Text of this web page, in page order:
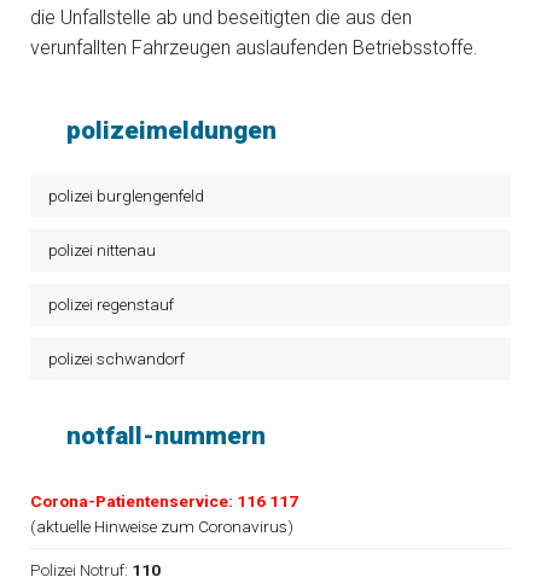
die Unfallstelle ab und beseitigten die aus den
verunfallten Fahrzeugen auslaufenden Betriebsstoffe.
polizeimeldungen
polizei burglengenfeld
polizei nittenau
polizei regenstauf
polizei schwandorf
notfall-nummern
Corona-Patientenservice: 116 117
(aktuelle Hinweise zum Coronavirus)
Polizei Notruf: 110